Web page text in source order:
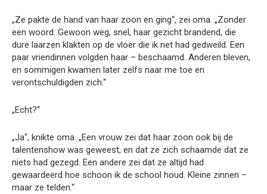
„Ze pakte de hand van haar zoon en ging“, zei oma. „Zonder
een woord. Gewoon weg, snel, haar gezicht brandend, die
dure laarzen klakten op de vloer die ik net had gedweild. Een
paar vriendinnen volgden haar – beschaamd. Anderen bleven,
en sommigen kwamen later zelfs naar me toe en
verontschuldigden zich.“
„Echt?“
„Ja“, knikte oma. „Een vrouw zei dat haar zoon ook bij de
talentenshow was geweest, en dat ze zich schaamde dat ze
niets had gezegd. Een andere zei dat ze altijd had
gewaardeerd hoe schoon ik de school houd. Kleine zinnen –
maar ze telden.“